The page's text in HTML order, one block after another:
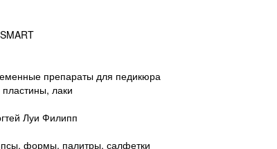
препараты для педикюра
лаки
Луи Филипп
формы, палитры, салфетки